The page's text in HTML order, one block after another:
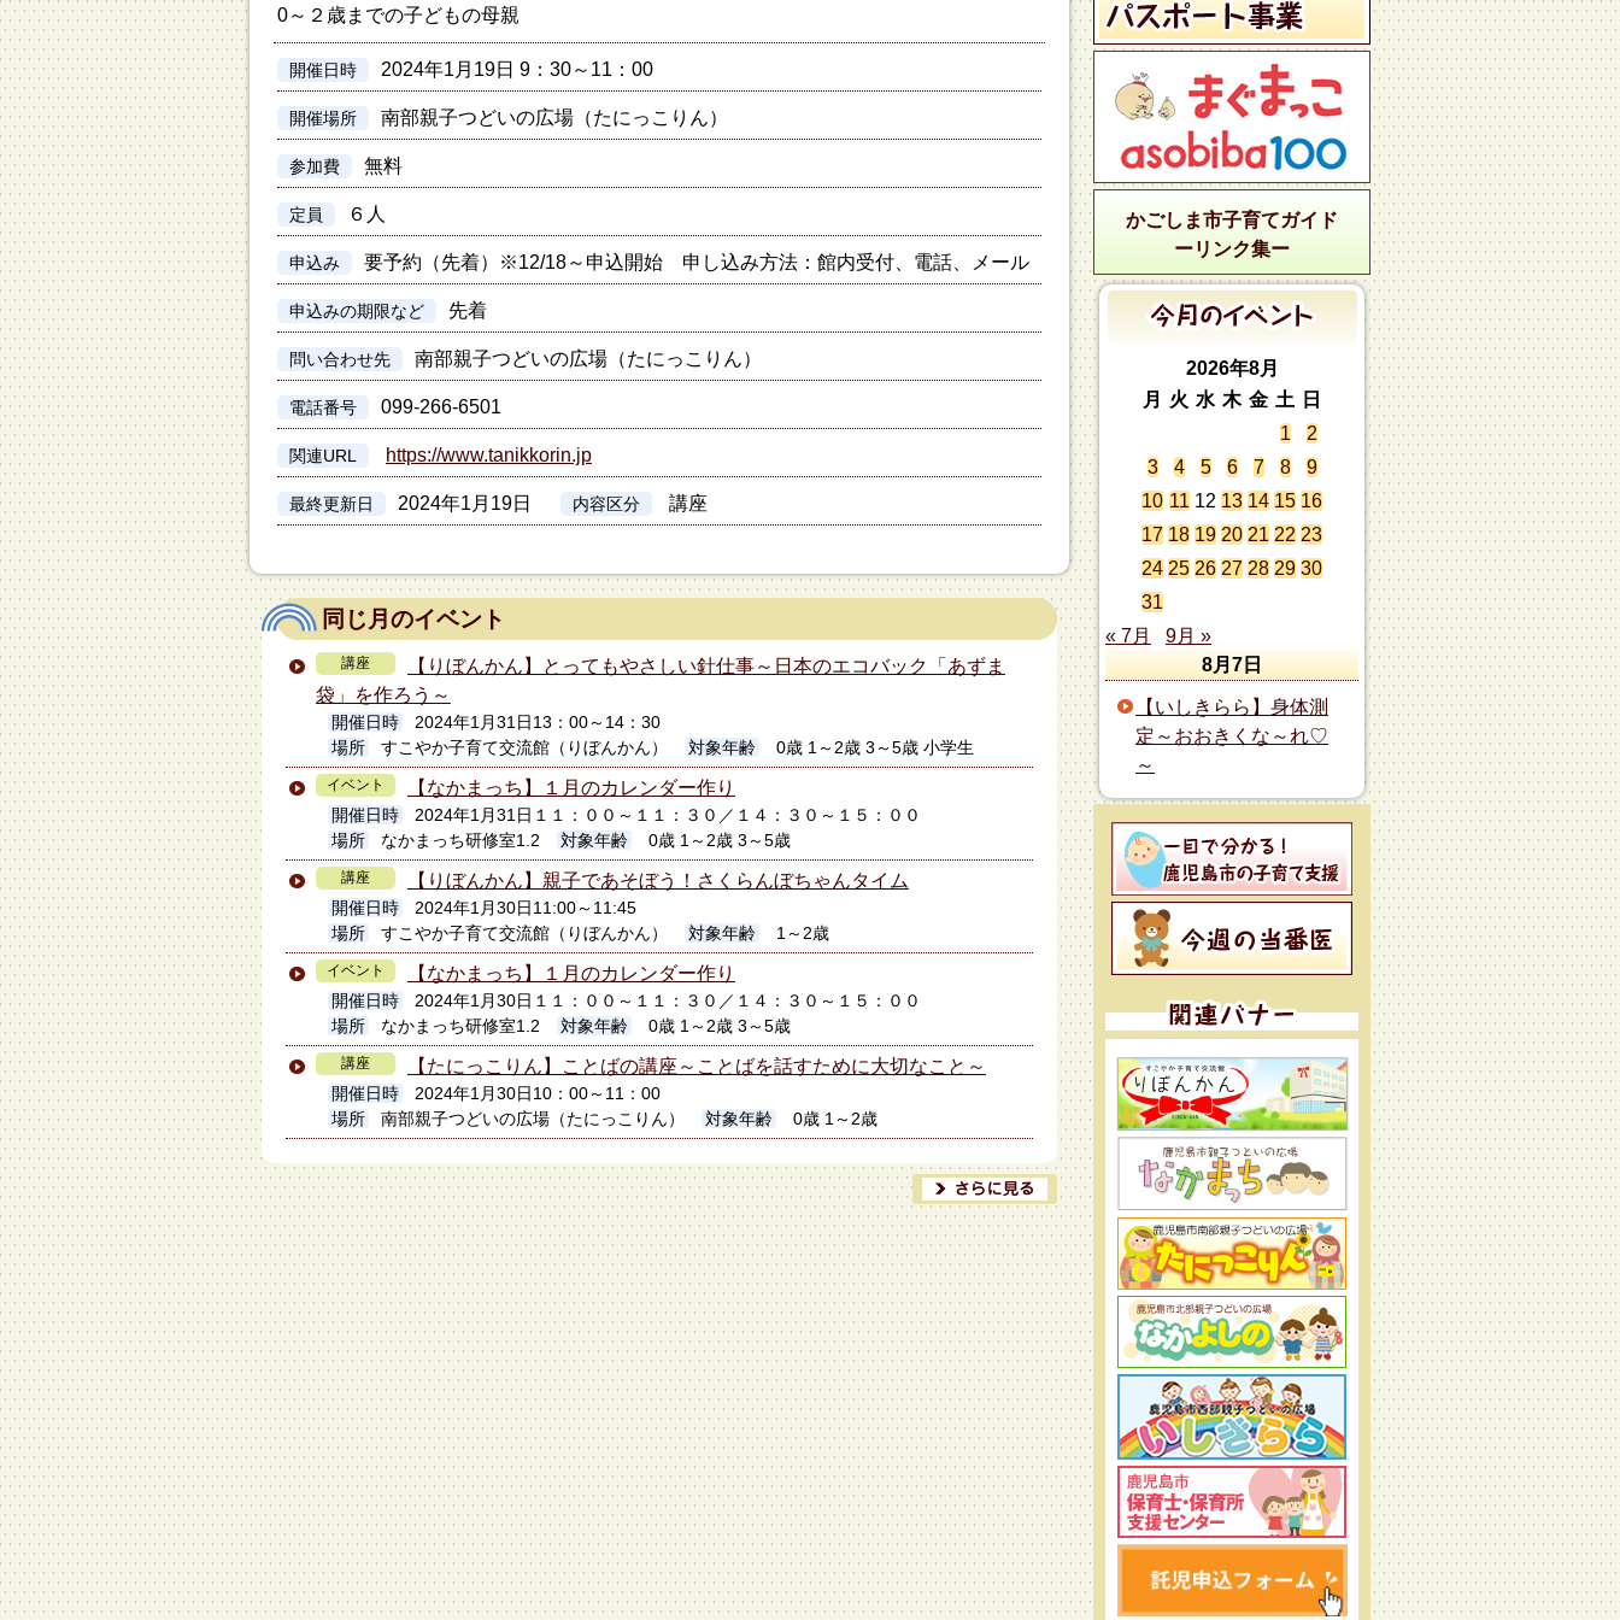
0～２歳までの子どもの母親
開催日時 2024年1月19日 9：30～11：00
開催場所 南部親子つどいの広場（たにっこりん）
参加費 無料
定員 ６人
申込み 要予約（先着）※12/18～申込開始 申し込み方法：館内受付、電話、メール
申込みの期限など 先着
問い合わせ先 南部親子つどいの広場（たにっこりん）
電話番号 099-266-6501
関連URL https://www.tanikkorin.jp
最終更新日 2024年1月19日 内容区分 講座
同じ月のイベント
講座
【りぼんかん】とってもやさしい針仕事～日本のエコバック「あずま
袋」を作ろう～
開催日時
2024年1月31日13：00～14：30
場所
すこやか子育て交流館（りぼんかん） 対象年齢 0歳 1～2歳 3～5歳 小学生
イベント 【なかまっち】１月のカレンダー作り
開催日時
2024年1月31日１１：００～１１：３０／１４：３０～１５：００
場所
なかまっち研修室1.2 対象年齢 0歳 1～2歳 3～5歳
講座 【りぼんかん】親子であそぼう！さくらんぼちゃんタイム
開催日時
2024年1月30日11:00～11:45
場所
すこやか子育て交流館（りぼんかん） 対象年齢 1～2歳
イベント 【なかまっち】１月のカレンダー作り
開催日時
2024年1月30日１１：００～１１：３０／１４：３０～１５：００
場所
なかまっち研修室1.2 対象年齢 0歳 1～2歳 3～5歳
講座 【たにっこりん】ことばの講座～ことばを話すために大切なこと～
開催日時
2024年1月30日10：00～11：00
場所
南部親子つどいの広場（たにっこりん） 対象年齢 0歳 1～2歳
かごしま市子育てガイド
ーリンク集ー
2026年8月
月
火 水 木 金 土
日
1
2
3
4 5 6 7 8
9
10 11 12 13 14 15 16
17 18 19 20 21 22 23
24 25 26 27 28 29 30
31
« 7月
9月 »
8月7日
【いしきらら】身体測
定～おおきくな～れ♡
～